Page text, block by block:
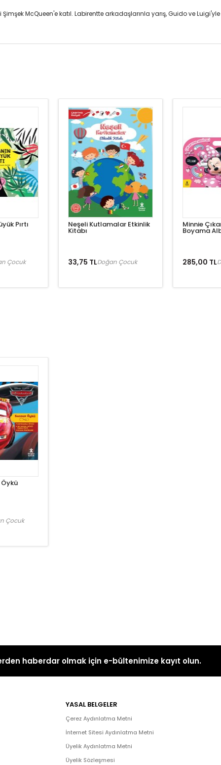
McQueen'e katıl. Labirentte arkadaşlarınla yarış, Guido ve
Pırtı
Çocuk
Neşeli Kutlamalar Etkinlik
Kitabı
33,75 TLDoğan Çocuk
Minnie
Boyama
285,00 TL
Çocuk
haberdar olmak için e-bültenimize kayıt olun.
YASAL BELGELER
Çerez Aydınlatma Metni
İnternet Sitesi Aydınlatma Metni
Üyelik Aydınlatma Metni
Üyelik Sözleşmesi